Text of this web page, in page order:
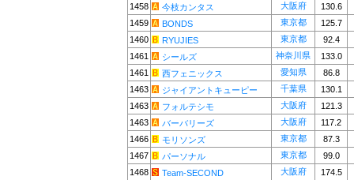
1458
今枝カンタス 大阪府
130.6
1459
BONDS 東京都
125.7
1460
RYUJIES 東京都
92.4
1461
シールズ 神奈川県
133.0
1461
西フェニックス 愛知県
86.8
1463
ジャイアントキューピー 千葉県
130.1
1463
フォルテシモ 大阪府
121.3
1463
バーバリーズ 大阪府
117.2
1466
モリソンズ 東京都
87.3
1467
パーソナル 東京都
99.0
1468
Team-SECOND 大阪府
174.5